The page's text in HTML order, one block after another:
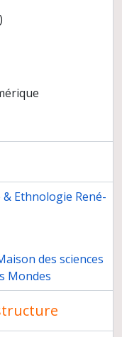
Ethnologie René-
des sciences
Mondes